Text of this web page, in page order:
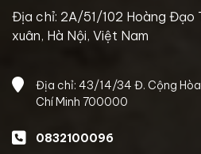
Địa chỉ: 2A/51/102 Hoàng Đạo
xuân, Hà Nội, Việt Nam
Địa chỉ: 43/14/34 Đ. Cộng Hòa,
Chí Minh 700000
0832100096